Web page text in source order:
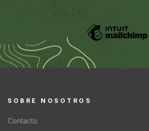
SOBRE NOSOTROS
Contacto